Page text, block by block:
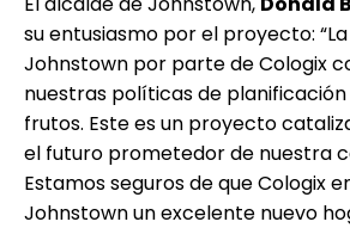
su entusiasmo por el proyecto:
Johnstown por parte de Cologix
nuestras políticas de
frutos. Este es un proyecto
el futuro prometedor de nuestra
Estamos seguros de que Cologix
Johnstown un excelente nuevo